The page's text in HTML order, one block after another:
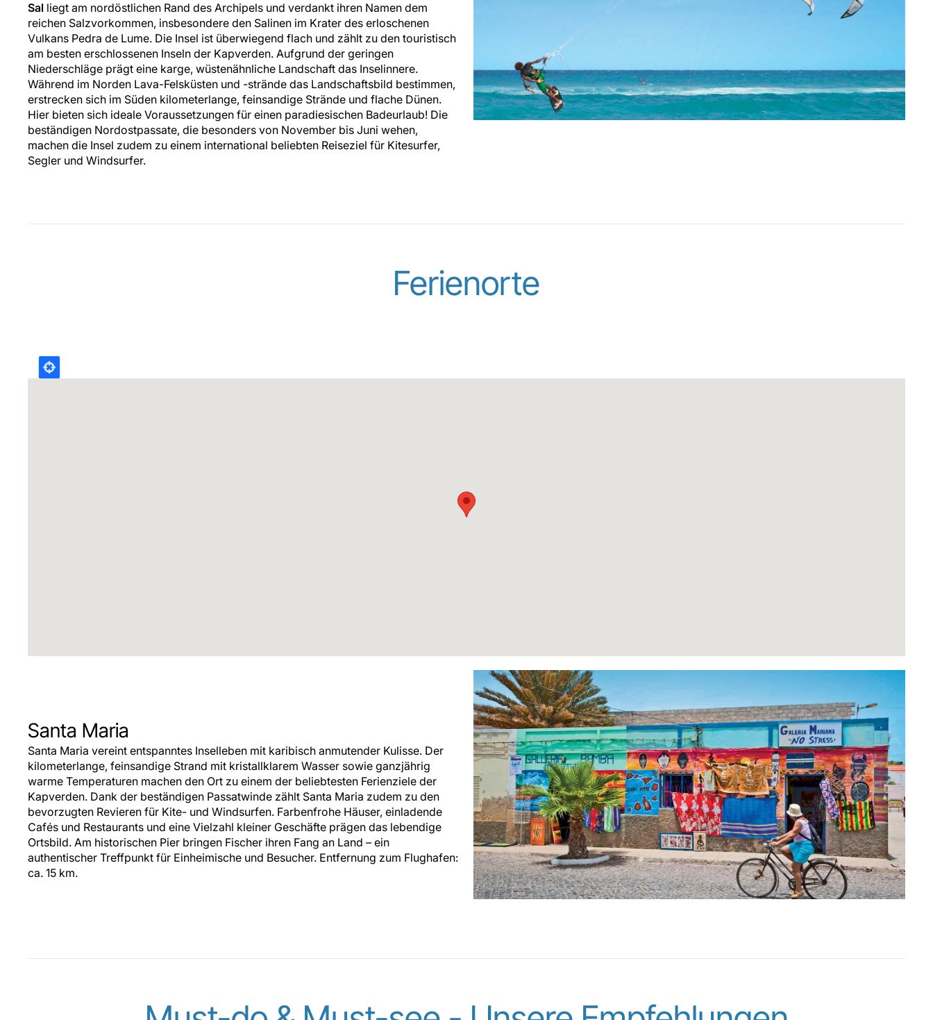
Sal liegt am nordöstlichen Rand des Archipels und verdankt ihren Namen dem
reichen Salzvorkommen, insbesondere den Salinen im Krater des erloschenen
Vulkans Pedra de Lume. Die Insel ist überwiegend flach und zählt zu den touristisch
am besten erschlossenen Inseln der Kapverden. Aufgrund der geringen
Niederschläge prägt eine karge, wüstenähnliche Landschaft das Inselinnere.
Während im Norden Lava-Felsküsten und -strände das Landschaftsbild bestimmen,
erstrecken sich im Süden kilometerlange, feinsandige Strände und flache Dünen.
Hier bieten sich ideale Voraussetzungen für einen paradiesischen Badeurlaub! Die
beständigen Nordostpassate, die besonders von November bis Juni wehen,
machen die Insel zudem zu einem international beliebten Reiseziel für Kitesurfer,
Segler und Windsurfer.
Ferienorte
Santa Maria
Santa Maria vereint entspanntes Inselleben mit karibisch anmutender Kulisse. Der
kilometerlange, feinsandige Strand mit kristallklarem Wasser sowie ganzjährig
warme Temperaturen machen den Ort zu einem der beliebtesten Ferienziele der
Kapverden. Dank der beständigen Passatwinde zählt Santa Maria zudem zu den
bevorzugten Revieren für Kite- und Windsurfen. Farbenfrohe Häuser, einladende
Cafés und Restaurants und eine Vielzahl kleiner Geschäfte prägen das lebendige
Ortsbild. Am historischen Pier bringen Fischer ihren Fang an Land – ein
authentischer Treffpunkt für Einheimische und Besucher. Entfernung zum Flughafen:
ca. 15 km.